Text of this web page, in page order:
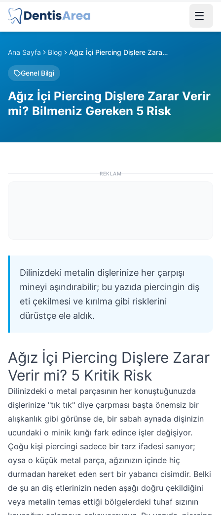
Ana Sayfa Blog Ağız İçi Piercing Dişlere Zarar Verir mi? Bilmeniz Gereken 5 Risk
Genel Bilgi
Ağız İçi Piercing Dişlere Zarar Verir
mi? Bilmeniz Gereken 5 Risk
REKLAM
Dilinizdeki metalin dişlerinize her çarpışı
mineyi aşındırabilir; bu yazıda piercingin diş
eti çekilmesi ve kırılma gibi risklerini
dürüstçe ele aldık.
Ağız İçi Piercing Dişlere Zarar
Verir mi? 5 Kritik Risk
Dilinizdeki o metal parçasının her konuştuğunuzda
dişlerinize "tık tık" diye çarpması başta önemsiz bir
alışkanlık gibi görünse de, bir sabah aynada dişinizin
ucundaki o minik kırığı fark edince işler değişiyor.
Çoğu kişi piercingi sadece bir tarz ifadesi sanıyor;
oysa o küçük metal parça, ağzınızın içinde hiç
durmadan hareket eden sert bir yabancı cisimdir. Belki
de şu an diş etlerinizin neden aşağı doğru çekildiğini
veya metalin temas ettiği bölgelerdeki tuhaf sızının